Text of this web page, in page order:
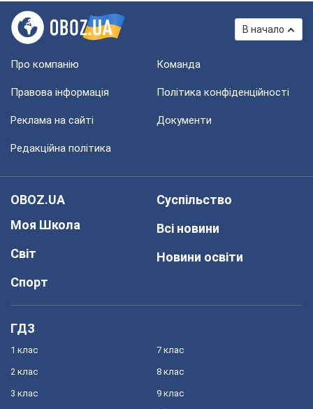
В начало
Про компанію Команда
Правова інформація Політика конфіденційності
Реклама на сайті Документи
Редакційна політика
OBOZ.UA
Моя Школа
Світ
Спорт
Суспільство
Всі новини
Новини освіти
ГДЗ
1 клас
2 клас
3 клас
7 клас
8 клас
9 клас